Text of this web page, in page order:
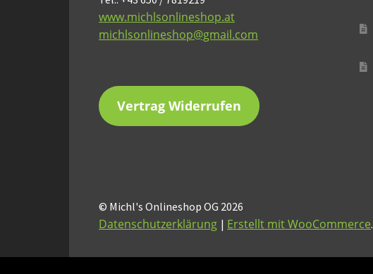
www.michlsonlineshop.at
michlsonlineshop@gmail.com
Vertrag Widerrufen
© Michl's Onlineshop OG 2026
Datenschutzerklärung Erstellt mit WooCommerce.